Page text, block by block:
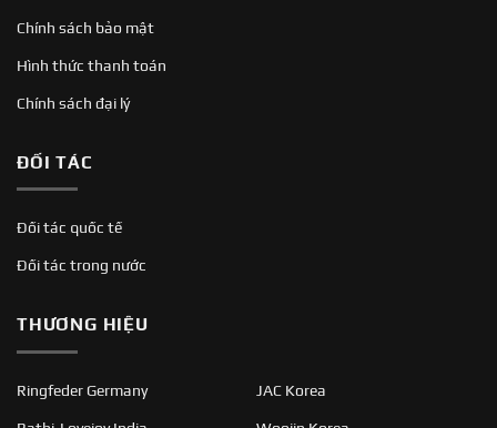
Chính sách bảo mật
Hình thức thanh toán
Chính sách đại lý
ĐỐI TÁC
Đối tác quốc tế
Đối tác trong nước
THƯƠNG HIỆU
Ringfeder Germany JAC Korea